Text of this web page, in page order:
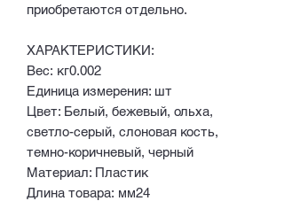
приобретаются отдельно.
ХАРАКТЕРИСТИКИ:
Вес: кг0.002
Единица измерения: шт
Цвет: Белый, бежевый, ольха,
светло-серый, слоновая кость,
темно-коричневый, черный
Материал: Пластик
Длина товара: мм24